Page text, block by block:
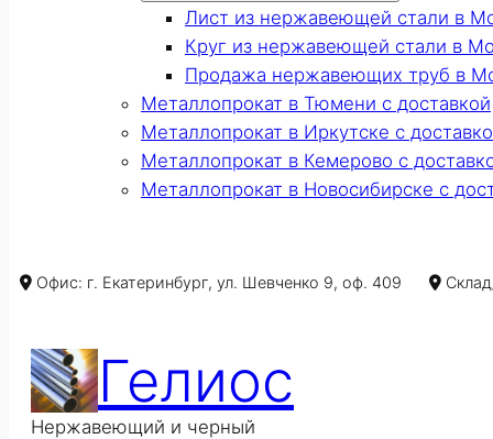
Лист из нержавеющей стали в
Круг из нержавеющей стали в
Продажа нержавеющих труб в
Металлопрокат в Тюмени с доставкой
Металлопрокат в Иркутске с
Металлопрокат в Кемерово с
Металлопрокат в Новосибирске с
Офис: г. Екатеринбург, ул. Шевченко 9, оф. 409
Гелиос
Нержавеющий и черный